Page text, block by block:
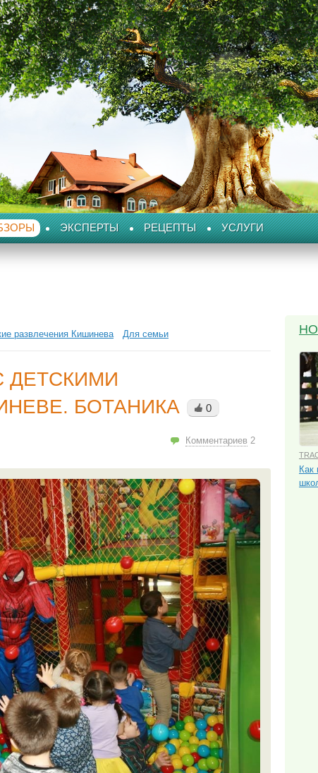
ЭКСПЕРТЫ РЕЦЕПТЫ УСЛУГИ
развлечения Кишинева Для семьи
ДЕТСКИМИ
БОТАНИКА
0
Комментариев 2
Как